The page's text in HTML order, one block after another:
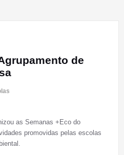
de
as Semanas +Eco do
promovidas pelas escolas